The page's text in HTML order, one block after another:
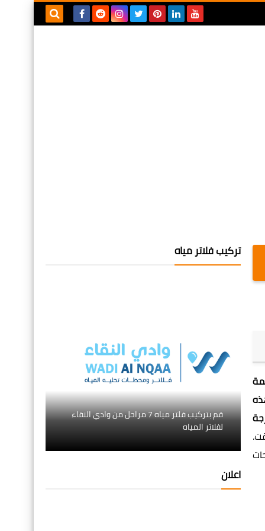
درجة
تركيب فلاتر مياه
قم بتركيب فلتر مياه 7 مراحل من وادي النقاء
لفلاتر المياه
اعلان